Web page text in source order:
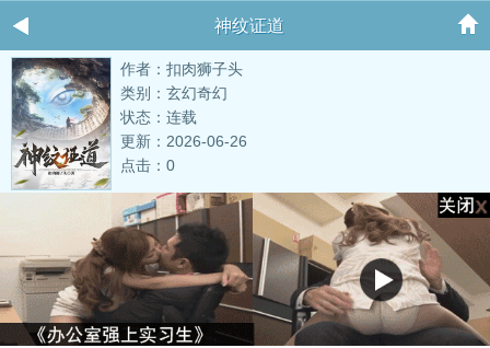
神纹证道
作者：扣肉狮子头
类别：玄幻奇幻
状态：连载
更新：2026-06-26
点击：0